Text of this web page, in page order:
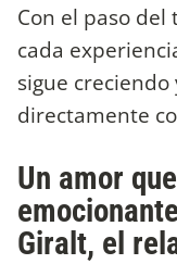
Con el paso
cada
sigue
directamente
Un amor
Giralt, el